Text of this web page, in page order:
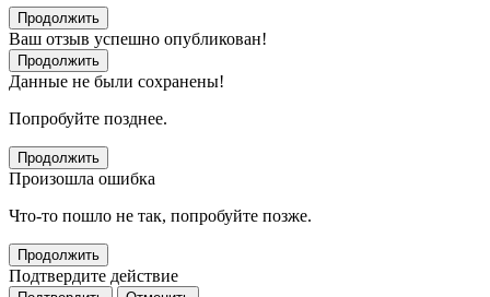
Продолжить
Ваш отзыв успешно опубликован!
Продолжить
Данные не были сохранены!
Попробуйте позднее.
Продолжить
Произошла ошибка
Что-то пошло не так, попробуйте позже.
Продолжить
Подтвердите действие